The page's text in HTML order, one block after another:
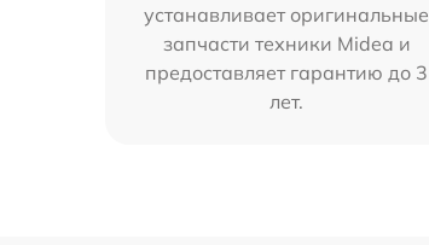
устанавливает оригинальные
запчасти техники Midea и
предоставляет гарантию до 3
лет.